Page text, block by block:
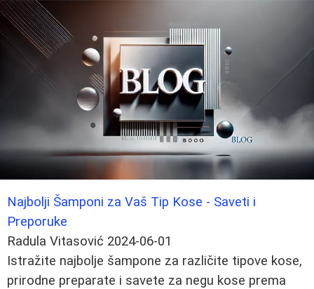
Najbolji Šamponi za Vaš Tip Kose - Saveti i
Preporuke
Radula Vitasović 2024-06-01
Istražite najbolje šampone za različite tipove kose,
prirodne preparate i savete za negu kose prema